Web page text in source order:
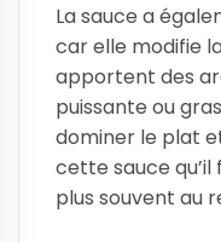
La sauce a
car elle modifie
apportent des
puissante ou
dominer le plat
cette sauce
plus souvent au